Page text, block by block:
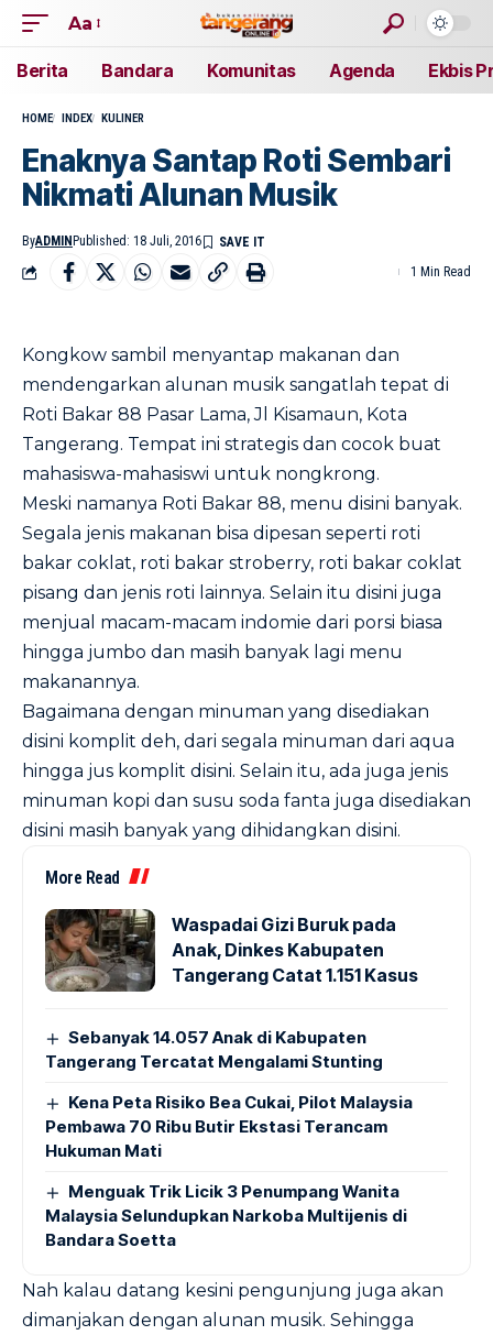
Aa
Berita Bandara Komunitas Agenda Ekbis
HOME INDEX KULINER
Enaknya Santap Roti Sembari
Nikmati Alunan Musik
ByADMIN Published: 18 Juli, 2016
1 Min Read
Kongkow sambil menyantap makanan dan
mendengarkan alunan musik sangatlah tepat di
Roti Bakar 88 Pasar Lama, Jl Kisamaun, Kota
Tangerang. Tempat ini strategis dan cocok buat
mahasiswa-mahasiswi untuk nongkrong.
Meski namanya Roti Bakar 88, menu disini banyak.
Segala jenis makanan bisa dipesan seperti roti
bakar coklat, roti bakar stroberry, roti bakar coklat
pisang dan jenis roti lainnya. Selain itu disini juga
menjual macam-macam indomie dari porsi biasa
hingga jumbo dan masih banyak lagi menu
makanannya.
Bagaimana dengan minuman yang disediakan
disini komplit deh, dari segala minuman dari aqua
hingga jus komplit disini. Selain itu, ada juga jenis
minuman kopi dan susu soda fanta juga disediakan
disini masih banyak yang dihidangkan disini.
More Read
Waspadai Gizi Buruk pada
Anak, Dinkes Kabupaten
Tangerang Catat 1.151 Kasus
Sebanyak 14.057 Anak di Kabupaten
Tangerang Tercatat Mengalami Stunting
Kena Peta Risiko Bea Cukai, Pilot Malaysia
Pembawa 70 Ribu Butir Ekstasi Terancam
Hukuman Mati
Menguak Trik Licik 3 Penumpang Wanita
Malaysia Selundupkan Narkoba Multijenis di
Bandara Soetta
Nah kalau datang kesini pengunjung juga akan
dimanjakan dengan alunan musik. Sehingga